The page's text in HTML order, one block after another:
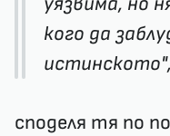
кого да
истинското",
споделя тя по